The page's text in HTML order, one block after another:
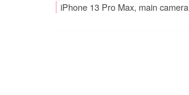
iPhone 13 Pro Max, main camera